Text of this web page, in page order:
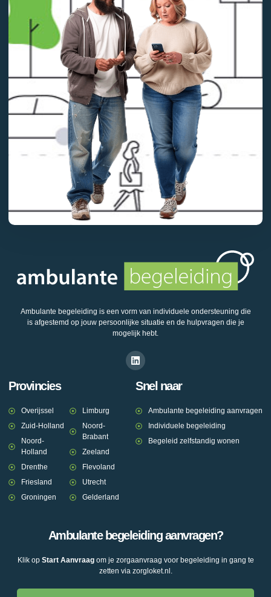
Ambulante begeleiding is een vorm van individuele ondersteuning die
is afgestemd op jouw persoonlijke situatie en de hulpvragen die je
mogelijk hebt.
Provincies
Overijssel
Zuid-Holland
Noord-
Holland
Drenthe
Friesland
Groningen
Limburg
Noord-
Brabant
Zeeland
Flevoland
Utrecht
Gelderland
Snel naar
Ambulante begeleiding aanvragen
Individuele begeleiding
Begeleid zelfstandig wonen
Ambulante begeleiding aanvragen?
Klik op Start Aanvraagom je zorgaanvraag voor begeleiding in gang te
zetten via zorgloket.nl.